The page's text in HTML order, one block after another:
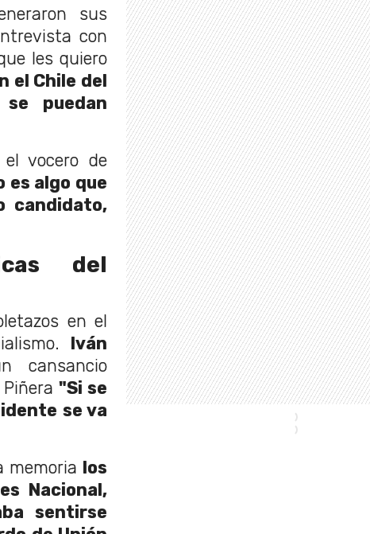
sus
con
les quiero
el Chile del
puedan
el vocero de
es algo que
candidato,
del
en el
Iván
cansancio
"Si se
se va
memoria los
Nacional,
sentirse